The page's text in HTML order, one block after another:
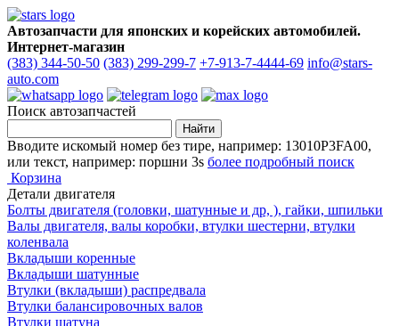
Автозапчасти для японских и корейских автомобилей.
Интернет-магазин
(383) 344-50-50 (383) 299-299-7 +7-913-7-4444-69 info@stars-
auto.com
Поиск автозапчастей
Вводите искомый номер без тире, например: 13010P3FA00,
или текст, например: поршни 3s более подробный поиск
Корзина
Детали двигателя
Болты двигателя (головки, шатунные и др, ), гайки, шпильки
Валы двигателя, валы коробки, втулки шестерни, втулки
коленвала
Вкладыши коренные
Вкладыши шатунные
Втулки (вкладыши) распредвала
Втулки балансировочных валов
Втулки шатуна